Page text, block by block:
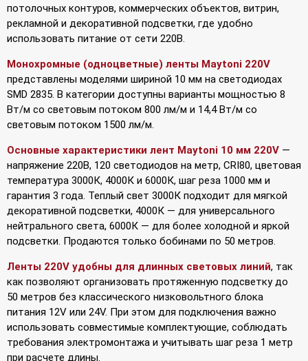
потолочных контуров, коммерческих объектов, витрин,
рекламной и декоративной подсветки, где удобно
использовать питание от сети 220В.
Монохромные (одноцветные) ленты Maytoni 220V
представлены моделями шириной 10 мм на светодиодах
SMD 2835. В категории доступны варианты мощностью 8
Вт/м со световым потоком 800 лм/м и 14,4 Вт/м со
световым потоком 1500 лм/м.
Основные характеристики лент Maytoni 10 мм 220V —
напряжение 220В, 120 светодиодов на метр, CRI80, цветовая
температура 3000К, 4000К и 6000К, шаг реза 1000 мм и
гарантия 3 года. Теплый свет 3000К подходит для мягкой
декоративной подсветки, 4000К — для универсального
нейтрального света, 6000К — для более холодной и яркой
подсветки. Продаются только бобинами по 50 метров.
Ленты 220V удобны для длинных световых линий, так
как позволяют организовать протяженную подсветку до
50 метров без классического низковольтного блока
питания 12V или 24V. При этом для подключения важно
использовать совместимые комплектующие, соблюдать
требования электромонтажа и учитывать шаг реза 1 метр
при расчете длины.